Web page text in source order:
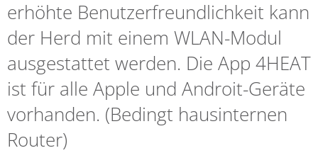
erhöhte Benutzerfreundlichkeit kann
der Herd mit einem WLAN-Modul
ausgestattet werden. Die App 4HEAT
ist für alle Apple und Androit-Geräte
vorhanden. (Bedingt hausinternen
Router)